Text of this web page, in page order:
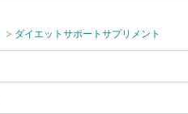
ダイエットサポートサプリメント